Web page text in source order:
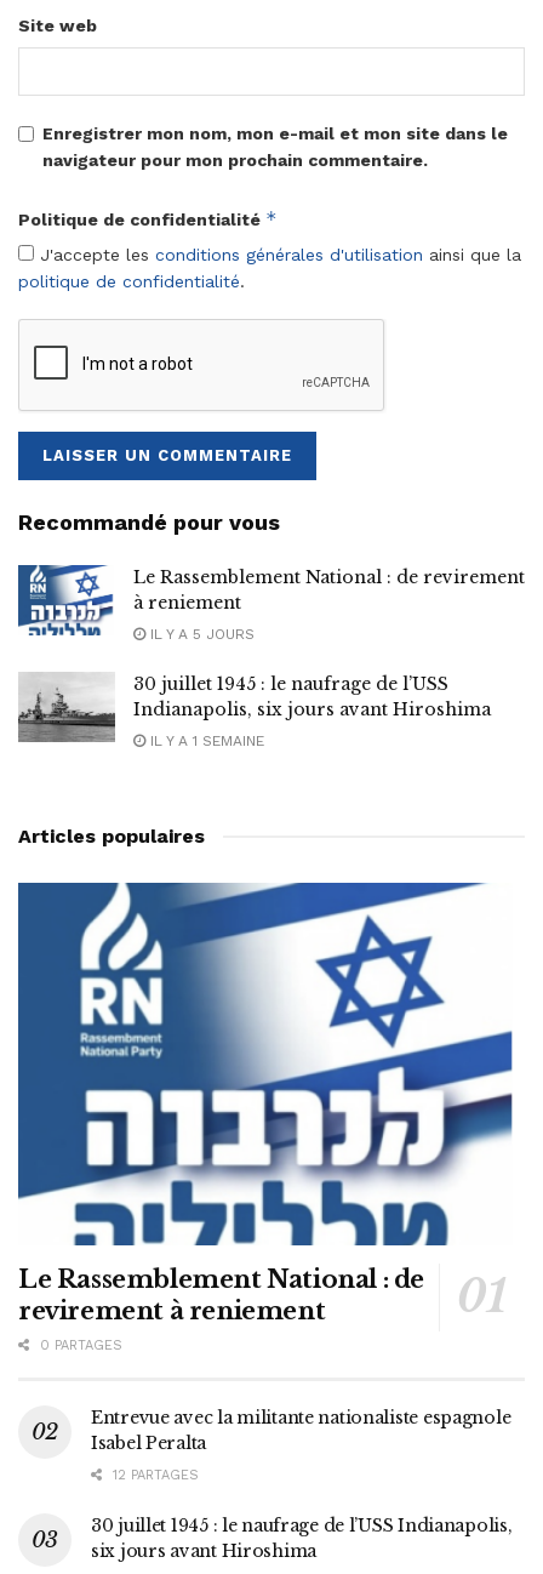
Site web
Enregistrer mon nom, mon e-mail et mon site dans le
navigateur pour mon prochain commentaire.
Politique de confidentialité *
J'accepte les conditions générales d'utilisation ainsi que la
politique de confidentialité.
Recommandé pour vous
Le Rassemblement National : de revirement
à reniement
IL Y A 5 JOURS
30 juillet 1945 : le naufrage de l’USS
Indianapolis, six jours avant Hiroshima
IL Y A 1 SEMAINE
Articles populaires
Le Rassemblement National : de
revirement à reniement
0 PARTAGES
Entrevue avec la militante nationaliste espagnole
Isabel Peralta
12 PARTAGES
30 juillet 1945 : le naufrage de l’USS Indianapolis,
six jours avant Hiroshima